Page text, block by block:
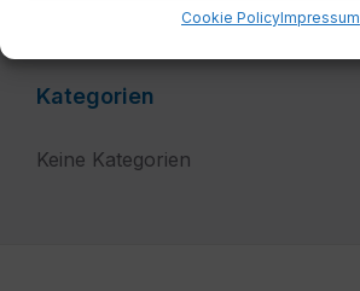
Cookie PolicyImpressum
Kategorien
Keine Kategorien